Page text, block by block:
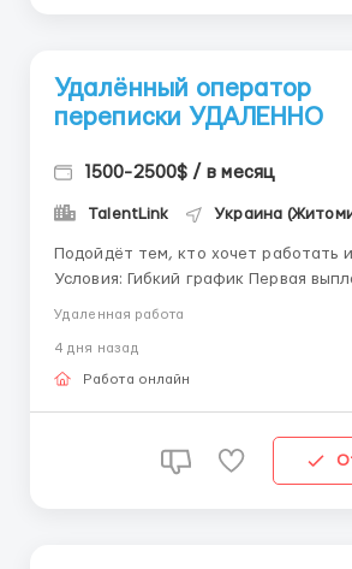
Удалённый оператор
переписки УДАЛЕННО
1500-2500$ / в месяц
TalentLink Украина
Подойдёт тем, кто хочет работать из
Условия: Гибкий график Первая выплата через 14
дней после начала работы Поддержка куратора
Напишите в Telegram :
ответим, предоставим подробную
Удаленная работа
4 дня назад
Работа онлайн